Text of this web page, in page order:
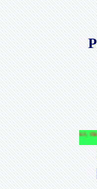
va perdurer, mais pour